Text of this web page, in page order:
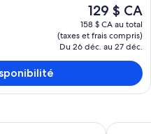
Le
prix
actuel
est
de 129 $ CA
129 $ CA
158 $ CA au total
(taxes et frais compris)
Du 26 déc. au 27 déc.
near Murray River,